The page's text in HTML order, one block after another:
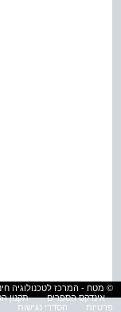
© מטח - המרכז לטכנולוגיה
אינדקס הספרים
תקנון
פרטיות
הסדרי נגישות